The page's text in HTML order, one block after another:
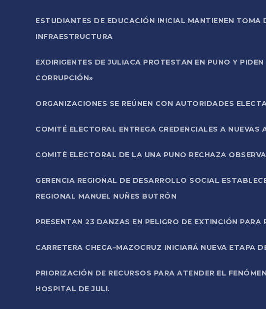
ESTUDIANTES DE EDUCACIÓN INICIAL MANTIENEN TOMA
INFRAESTRUCTURA
EXDIRIGENTES DE JULIACA PROTESTAN EN PUNO Y
CORRUPCIÓN»
ORGANIZACIONES SE REÚNEN CON AUTORIDADES
COMITÉ ELECTORAL ENTREGA CREDENCIALES A
COMITÉ ELECTORAL DE LA UNA PUNO RECHAZA
GERENCIA REGIONAL DE DESARROLLO SOCIAL
REGIONAL MANUEL NUÑES BUTRÓN
PRESENTAN 23 DANZAS EN PELIGRO DE EXTINCIÓN PARA
CARRETERA CHECA–MAZOCRUZ INICIARÁ NUEVA ETAPA
PRIORIZACIÓN DE RECURSOS PARA ATENDER EL
HOSPITAL DE JULI.